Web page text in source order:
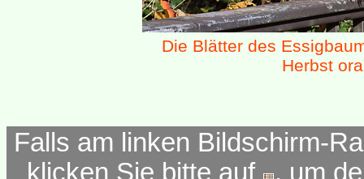
Die Blätter des
Herbst
Falls am linken Bildschirm-
klicken Sie bitte auf
, um